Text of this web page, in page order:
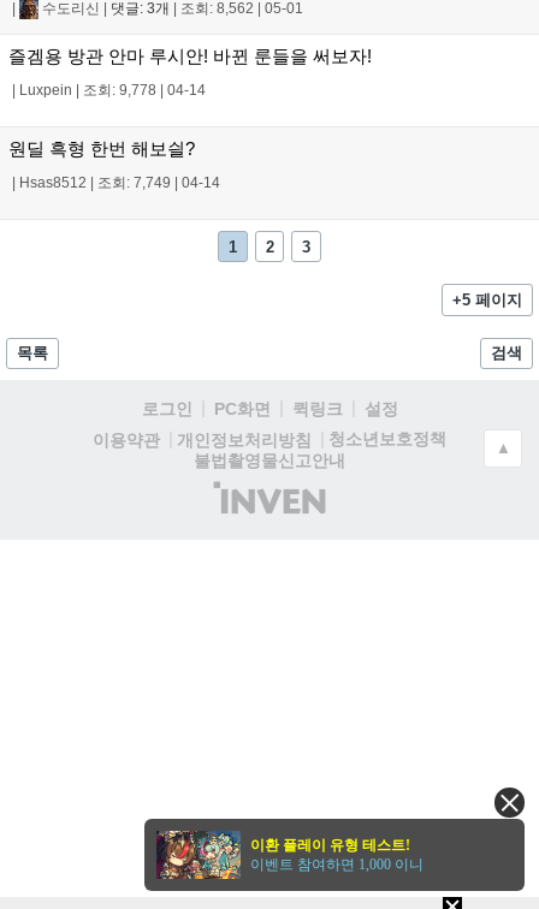
수도리신 댓글: 3개 조회: 8,562 05-01
즐겜용 방관 안마 루시안! 바뀐 룬들을 써보자!
Luxpein 조회: 9,778 04-14
원딜 흑형 한번 해보싈?
Hsas8512 조회: 7,749 04-14
1 2 3
+5 페이지
목록 검색
로그인 PC화면 퀵링크
설정
이용약관
개인정보처리방침
청소년보호정책
불법촬영물신고안내
(주)
인
▲
이환 플레이 유형 테스트!
이벤트 참여하면 1,000 이니